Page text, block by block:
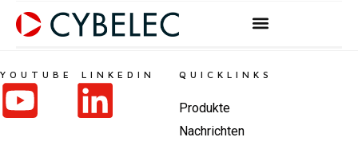
Inhalt
QUICKLINKS
Produkte
Nachrichten
YOUTUBE LINKEDIN